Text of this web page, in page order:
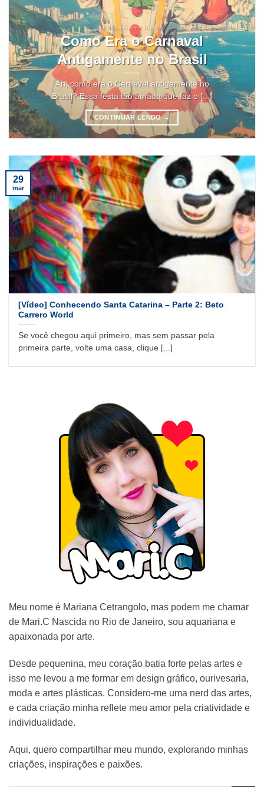
CURIOSIDADES TODOS
Como Era o Carnaval
Antigamente no Brasil
Ah, como era o Carnaval antigamente no
Brasil? Essa festa tão amada que faz o [...]
CONTINUAR LENDO→
[Vídeo] Conhecendo Santa Catarina – Parte 2: Beto
Carrero World
Se você chegou aqui primeiro, mas sem passar pela
primeira parte, volte uma casa, clique [...]
29
mar
Meu nome é Mariana Cetrangolo, mas podem me chamar
de Mari.C Nascida no Rio de Janeiro, sou aquariana e
apaixonada por arte.
Desde pequenina, meu coração batia forte pelas artes e
isso me levou a me formar em design gráfico, ourivesaria,
moda e artes plásticas. Considero-me uma nerd das artes,
e cada criação minha reflete meu amor pela criatividade e
individualidade.
Aqui, quero compartilhar meu mundo, explorando minhas
criações, inspirações e paixões.